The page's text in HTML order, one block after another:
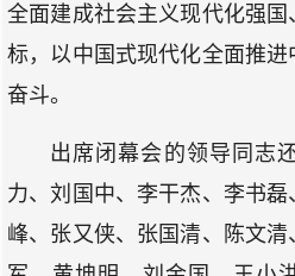
全面建成社会主义现代化强国
标，以中国式现代化全面推
奋斗。
出席闭幕会的领导同志
力、刘国中、李干杰、李书
峰、张又侠、张国清、陈文